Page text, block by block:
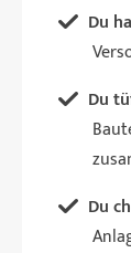
Du
Du
Du